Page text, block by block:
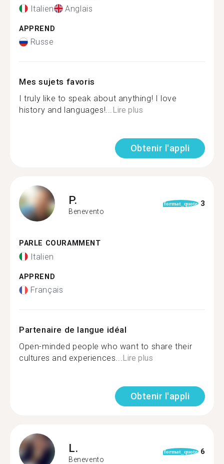
Italien Anglais
APPREND
Russe
Mes sujets favoris
I truly like to speak about anything! I love
history and languages!...Lire plus
Obtenir l'appli
P.
Benevento
format_quote 3
PARLE COURAMMENT
Italien
APPREND
Français
Partenaire de langue idéal
Open-minded people who want to share their
cultures and experiences...Lire plus
Obtenir l'appli
L.
Benevento
format_quote 6